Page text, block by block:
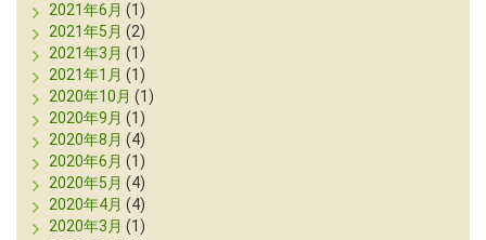
2021年6月 (1)
2021年5月 (2)
2021年3月 (1)
2021年1月 (1)
2020年10月 (1)
2020年9月 (1)
2020年8月 (4)
2020年6月 (1)
2020年5月 (4)
2020年4月 (4)
2020年3月 (1)